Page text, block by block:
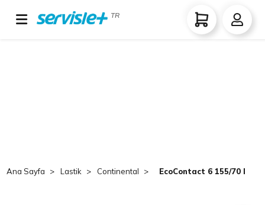
TR
Ana Sayfa Lastik Continental EcoContact 6 155/70 R19